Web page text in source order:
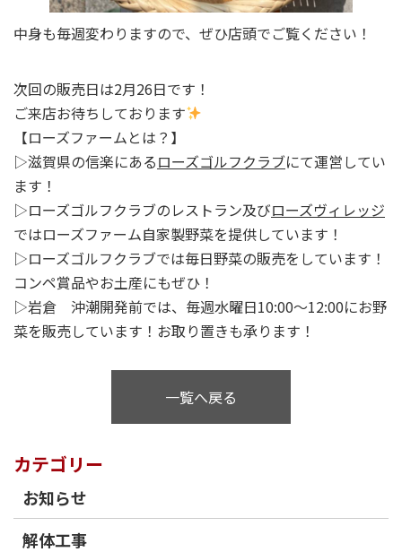
中身も毎週変わりますので、ぜひ店頭でご覧ください！
次回の販売日は2月26日です！
ご来店お待ちしております
【ローズファームとは？】
▷滋賀県の信楽にあるローズゴルフクラブにて運営してい
ます！
▷ローズゴルフクラブのレストラン及びローズヴィレッジ
ではローズファーム自家製野菜を提供しています！
▷ローズゴルフクラブでは毎日野菜の販売をしています！
コンペ賞品やお土産にもぜひ！
▷岩倉 沖潮開発前では、毎週水曜日10:00～12:00にお野
菜を販売しています！お取り置きも承ります！
一覧へ戻る
カテゴリー
お知らせ
解体工事